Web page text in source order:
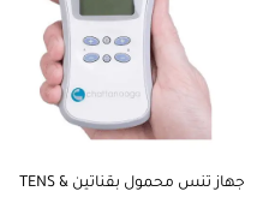
جهاز تنس محمول بقناتين TENS &